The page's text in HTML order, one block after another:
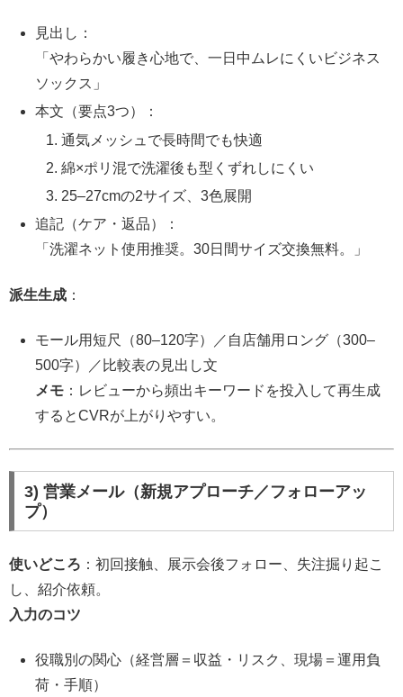
見出し：
「やわらかい履き心地で、一日中ムレにくいビジネス
ソックス」
本文（要点3つ）：
通気メッシュで長時間でも快適
綿×ポリ混で洗濯後も型くずれしにくい
25–27cmの2サイズ、3色展開
追記（ケア・返品）：
「洗濯ネット使用推奨。30日間サイズ交換無料。」
派生生成 ：
モール用短尺（80–120字）／自店舗用ロング（300–
500字）／比較表の見出し文
メモ ：レビューから頻出キーワードを投入して再生成
するとCVRが上がりやすい。
3) 営業メール（新規アプローチ／フォローアッ
プ）
使いどころ ：初回接触、展示会後フォロー、失注掘り起こ
し、紹介依頼。
入力のコツ
役職別の関心（経営層＝収益・リスク、現場＝運用負
荷・手順）